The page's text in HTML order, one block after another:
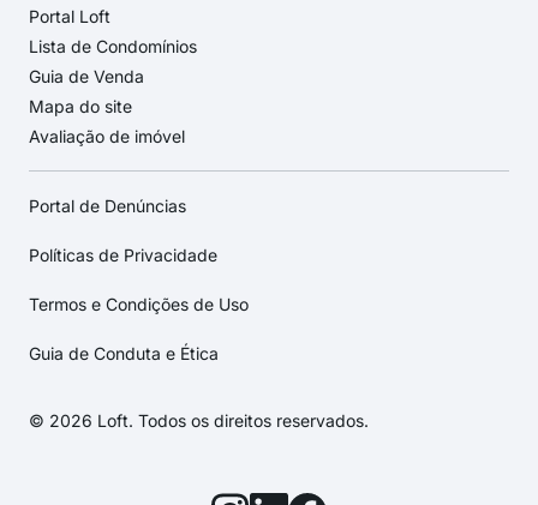
Portal Loft
Lista de Condomínios
Guia de Venda
Mapa do site
Avaliação de imóvel
Portal de Denúncias
Políticas de Privacidade
Termos e Condições de Uso
Guia de Conduta e Ética
© 2026 Loft. Todos os direitos reservados.